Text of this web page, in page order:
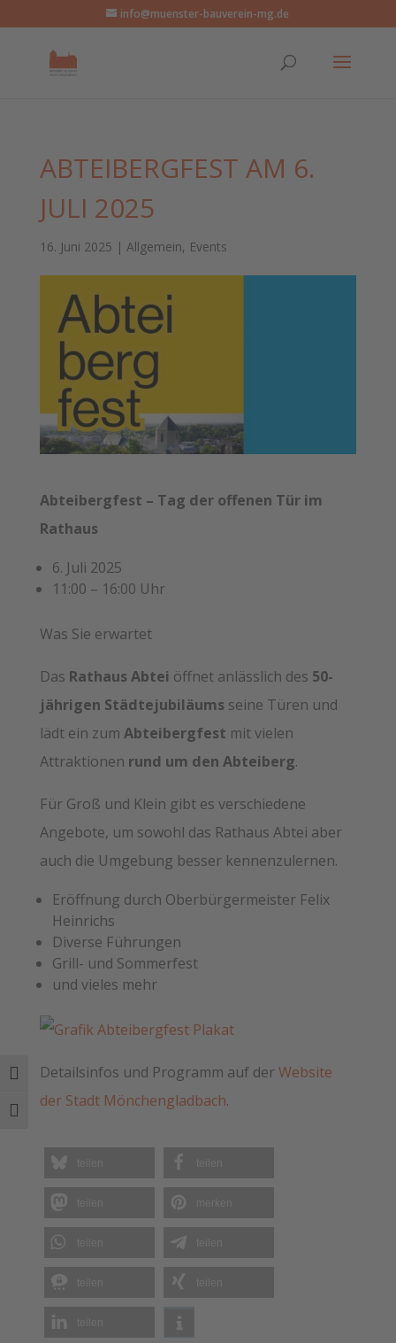
Umschalten auf hohe Kontraste
Schrift vergrößern
info@muenster-bauverein-mg.de
ABTEIBERGFEST AM 6.
JULI 2025
16. Juni 2025 | Allgemein, Events
Abteibergfest – Tag der offenen Tür im
Rathaus
6. Juli 2025
11:00 – 16:00 Uhr
Was Sie erwartet
Das Rathaus Abtei öffnet anlässlich des 50-
jährigen Städtejubiläums seine Türen und
lädt ein zum Abteibergfest mit vielen
Attraktionen rund um den Abteiberg.
Für Groß und Klein gibt es verschiedene
Angebote, um sowohl das Rathaus Abtei aber
auch die Umgebung besser kennenzulernen.
Eröffnung durch Oberbürgermeister Felix
Heinrichs
Diverse Führungen
Grill- und Sommerfest
und vieles mehr
Detailsinfos und Programm auf derWebsite
der Stadt Mönchengladbach.